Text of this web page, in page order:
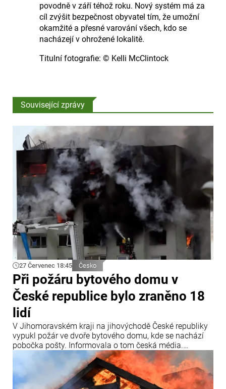
povodně v září téhož roku. Nový systém má za
cíl zvýšit bezpečnost obyvatel tím, že umožní
okamžité a přesné varování všech, kdo se
nacházejí v ohrožené lokalitě.
Titulní fotografie: © Kelli McClintock
Související zprávy
27 Červenec 18:45 Česko
Při požáru bytového domu v
České republice bylo zraněno 18
lidí
V Jihomoravském kraji na jihovýchodě České republiky
vypukl požár ve dvoře bytového domu, kde se nachází
pobočka pošty. Informovala o tom česká média.
„Záchranářům jsme předali přibližně 18 osob,
evakuováno však bylo ještě více lidí,“ uvedly záchranné
složky. Lidé se nadýchali zplodin hoření, a proto byli
všichni převezeni do nemocnice.